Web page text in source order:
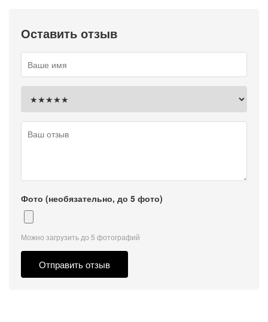
Оставить отзыв
Фото (необязательно, до 5 фото)
Можно загрузить до 5 фотографий
Отправить отзыв